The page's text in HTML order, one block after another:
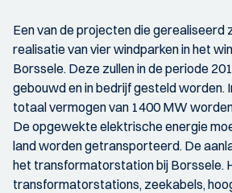
Een van de projecten die gerealiseerd
realisatie van vier windparken in het
Borssele. Deze zullen in de periode
gebouwd en in bedrijf gesteld worden.
totaal vermogen van 1400 MW
De opgewekte elektrische energie
land worden getransporteerd. De
het transformatorstation bij Borssele.
transformatorstations, zeekabels,